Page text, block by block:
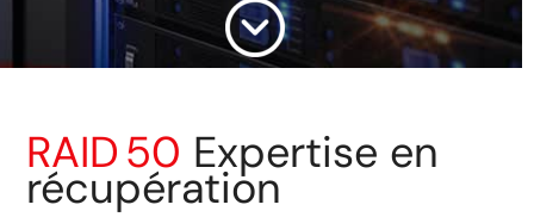
RAID 50 Expertise en
récupération